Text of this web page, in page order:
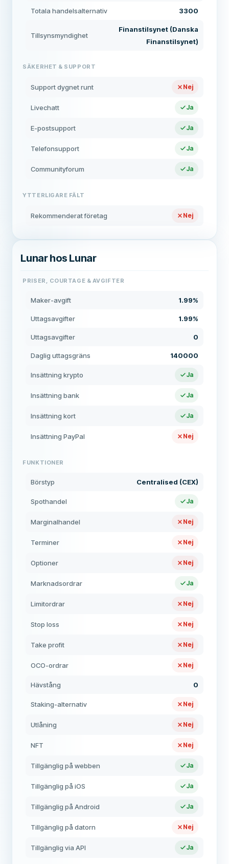
Totala handelsalternativ 3300
Tillsynsmyndighet
Finanstilsynet (Danska
Finanstilsynet)
SÄKERHET & SUPPORT
Support dygnet runt Nej
Livechatt Ja
E-postsupport Ja
Telefonsupport Ja
Communityforum Ja
YTTERLIGARE FÄLT
Rekommenderat företag Nej
Lunar hos Lunar
PRISER, COURTAGE & AVGIFTER
Maker-avgift 1.99%
Uttagsavgifter 1.99%
Uttagsavgifter 0
Daglig uttagsgräns 140000
Insättning krypto Ja
Insättning bank Ja
Insättning kort Ja
Insättning PayPal Nej
FUNKTIONER
Börstyp Centralised (CEX)
Spothandel Ja
Marginalhandel Nej
Terminer Nej
Optioner Nej
Marknadsordrar Ja
Limitordrar Nej
Stop loss Nej
Take profit Nej
OCO-ordrar Nej
Hävstång 0
Staking-alternativ Nej
Utlåning Nej
NFT Nej
Tillgänglig på webben Ja
Tillgänglig på iOS Ja
Tillgänglig på Android Ja
Tillgänglig på datorn Nej
Tillgänglig via API Ja